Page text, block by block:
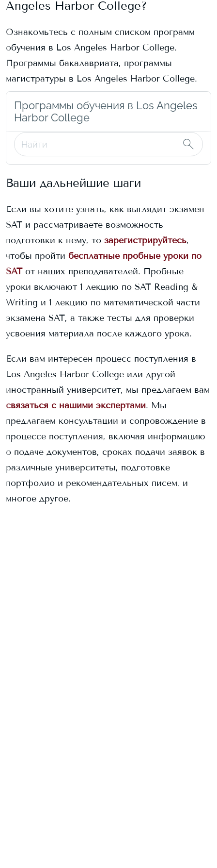
Angeles Harbor College?
Ознакомьтесь с полным списком программ
обучения в Los Angeles Harbor College.
Программы бакалавриата, программы
магистратуры в Los Angeles Harbor College.
Программы обучения в Los Angeles
Harbor College
Ваши дальнейшие шаги
Если вы хотите узнать, как выглядит экзамен
SAT и рассматриваете возможность
подготовки к нему, то зарегистрируйтесь,
чтобы пройти бесплатные пробные уроки по
SAT от наших преподавателей. Пробные
уроки включают 1 лекцию по SAT Reading &
Writing и 1 лекцию по математической части
экзамена SAT, а также тесты для проверки
усвоения материала после каждого урока.
Если вам интересен процесс поступления в
Los Angeles Harbor College или другой
иностранный университет, мы предлагаем вам
связаться с нашими экспертами. Мы
предлагаем консультации и сопровождение в
процессе поступления, включая информацию
о подаче документов, сроках подачи заявок в
различные университеты, подготовке
портфолио и рекомендательных писем, и
многое другое.